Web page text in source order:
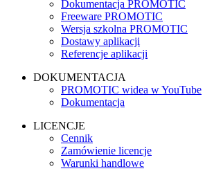
Dokumentacja PROMOTIC
Freeware PROMOTIC
Wersja szkolna PROMOTIC
Dostawy aplikacji
Referencje aplikacji
DOKUMENTACJA
PROMOTIC widea w YouTube
Dokumentacja
LICENCJE
Cennik
Zamówienie licencje
Warunki handlowe